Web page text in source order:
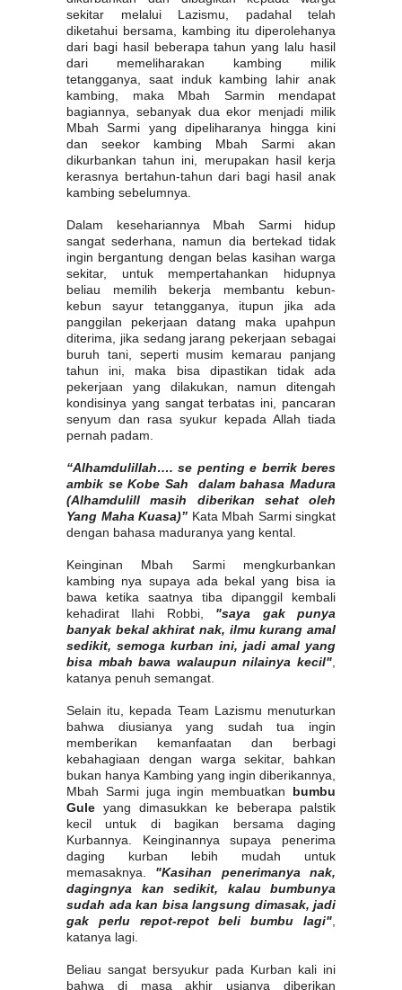
sekitar melalui Lazismu, padahal telah
diketahui bersama, kambing itu diperolehanya
dari bagi hasil beberapa tahun yang lalu hasil
dari memeliharakan kambing milik
tetangganya, saat induk kambing lahir anak
kambing, maka Mbah Sarmin mendapat
bagiannya, sebanyak dua ekor menjadi milik
Mbah Sarmi yang dipeliharanya hingga kini
dan seekor kambing Mbah Sarmi akan
dikurbankan tahun ini, merupakan hasil kerja
kerasnya bertahun-tahun dari bagi hasil anak
kambing sebelumnya.
Dalam kesehariannya Mbah Sarmi hidup
sangat sederhana, namun dia bertekad tidak
ingin bergantung dengan belas kasihan warga
sekitar, untuk mempertahankan hidupnya
beliau memilih bekerja membantu kebun-
kebun sayur tetangganya, itupun jika ada
panggilan pekerjaan datang maka upahpun
diterima, jika sedang jarang pekerjaan sebagai
buruh tani, seperti musim kemarau panjang
tahun ini, maka bisa dipastikan tidak ada
pekerjaan yang dilakukan, namun ditengah
kondisinya yang sangat terbatas ini, pancaran
senyum dan rasa syukur kepada Allah tiada
pernah padam.
“Alhamdulillah…. se penting e berrik beres
ambik se Kobe Sah dalam bahasa Madura
(Alhamdulill masih diberikan sehat oleh
Yang Maha Kuasa)” Kata Mbah Sarmi singkat
dengan bahasa maduranya yang kental.
Keinginan Mbah Sarmi mengkurbankan
kambing nya supaya ada bekal yang bisa ia
bawa ketika saatnya tiba dipanggil kembali
kehadirat Ilahi Robbi, "saya gak punya
banyak bekal akhirat nak, ilmu kurang amal
sedikit, semoga kurban ini, jadi amal yang
bisa mbah bawa walaupun nilainya kecil"
katanya penuh semangat.
Selain itu, kepada Team Lazismu menuturkan
bahwa diusianya yang sudah tua ingin
memberikan kemanfaatan dan berbagi
kebahagiaan dengan warga sekitar, bahkan
bukan hanya Kambing yang ingin diberikannya,
Mbah Sarmi juga ingin membuatkan bumbu
Gule yang dimasukkan ke beberapa palstik
kecil untuk di bagikan bersama daging
Kurbannya. Keinginannya supaya penerima
daging kurban lebih mudah untuk
memasaknya. "Kasihan penerimanya nak,
dagingnya kan sedikit, kalau bumbunya
sudah ada kan bisa langsung dimasak, jadi
gak perlu repot-repot beli bumbu lagi"
katanya lagi.
Beliau sangat bersyukur pada Kurban kali ini
bahwa di masa akhir usianya diberikan